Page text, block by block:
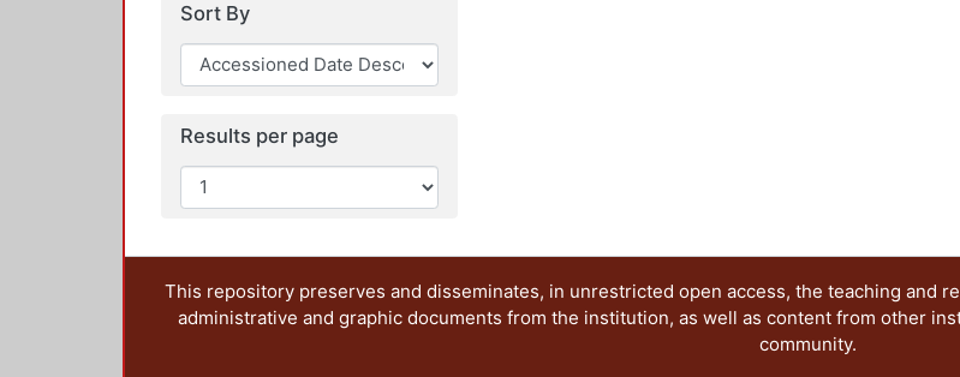
Sort By
Results per page
This repository preserves and disseminates, in unrestricted open access, the teaching and
administrative and graphic documents from the institution, as well as content from other
community.